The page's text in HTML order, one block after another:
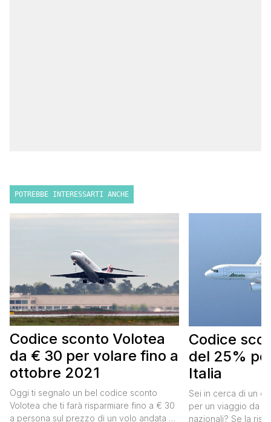
POTREBBE INTERESSARTI ANCHE
Codice sconto Volotea
da € 30 per volare fino a
ottobre 2021
Oggi ti segnalo un bel codice sconto
Volotea che ti farà risparmiare fino a € 30
a persona sul prezzo di un volo andata e
Codice
del 25%
Italia
Sei in cerca di un
per un viaggio da
nazionali? Se la